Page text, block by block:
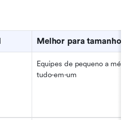
Melhor para tamanho/
Equipes de pequeno a
tudo-em-um